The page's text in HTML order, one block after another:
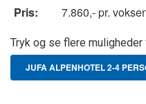
Pris:
7.860,- pr.
Tryk og se flere
JUFA ALPENHOTEL 2-4